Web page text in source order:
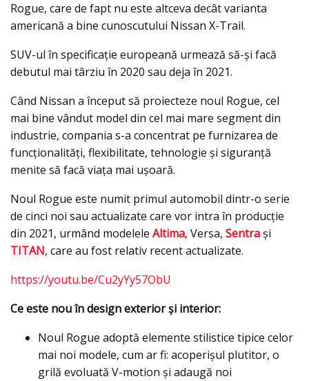
Rogue, care de fapt nu este altceva decât varianta
americană a bine cunoscutului Nissan X-Trail.
SUV-ul în specificaţie europeană urmează să-şi facă
debutul mai târziu în 2020 sau deja în 2021.
Când Nissan a început să proiecteze noul Rogue, cel
mai bine vândut model din cel mai mare segment din
industrie, compania s-a concentrat pe furnizarea de
funcționalități, flexibilitate, tehnologie și siguranță
menite să facă viața mai ușoară.
Noul Rogue este numit primul automobil dintr-o serie
de cinci noi sau actualizate care vor intra în producţie
din 2021, urmând modelele Altima, Versa, Sentrași
TITAN, care au fost relativ recent actualizate.
https://youtu.be/Cu2yYy57ObU
Ce este nou în design exterior şi interior:
Noul Rogue adoptă elemente stilistice tipice celor
mai noi modele, cum ar fi: acoperișul plutitor, o
grilă evoluată V-motion și adaugă noi